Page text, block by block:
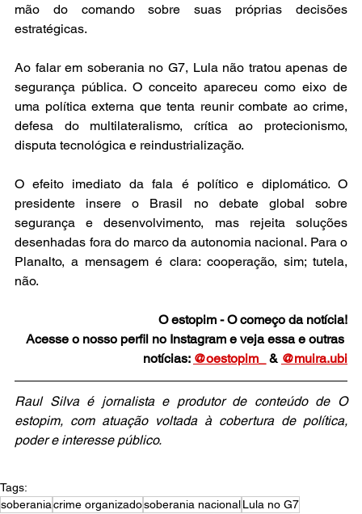
mão do comando sobre suas próprias decisões
estratégicas.
Ao falar em soberania no G7, Lula não tratou apenas de
segurança pública. O conceito apareceu como eixo de
uma política externa que tenta reunir combate ao crime,
defesa do multilateralismo, crítica ao protecionismo,
disputa tecnológica e reindustrialização.
O efeito imediato da fala é político e diplomático. O
presidente insere o Brasil no debate global sobre
segurança e desenvolvimento, mas rejeita soluções
desenhadas fora do marco da autonomia nacional. Para o
Planalto, a mensagem é clara: cooperação, sim; tutela,
não.
O estopim - O começo da notícia!
Acesse o nosso perfil no Instagram e veja essa e outras
notícias: @oestopim_ & @muira.ubi
Raul Silva é jornalista e produtor de conteúdo de O
estopim, com atuação voltada à cobertura de política,
poder e interesse público.
Tags:
soberaniacrime organizadosoberania nacionalLula no G7